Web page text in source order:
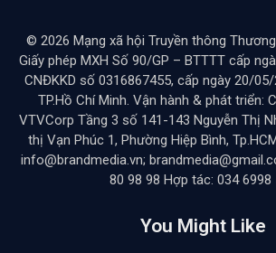
© 2026 Mạng xã hội Truyền thông
Giấy phép MXH Số 90/GP – BTTTT cấp
CNĐKKD số 0316867455, cấp ngày 20/
TP.Hồ Chí Minh. Vận hành & phát triển:
VTVCorp Tầng 3 số 141-143 Nguyễn Thị
thị Vạn Phúc 1, Phường Hiệp Bình,
info@brandmedia.vn;
80 98 98 Hợp tác: 034 6998
You Might Like